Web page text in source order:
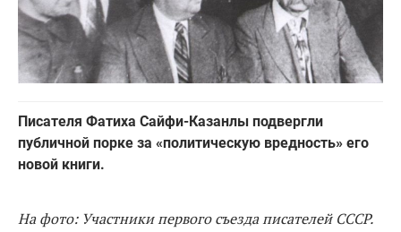
Писателя Фатиха Сайфи-Казанлы подвергли
публичной порке за «политическую вредность» его
новой книги.
На фото: Участники первого съезда писателей СССР.